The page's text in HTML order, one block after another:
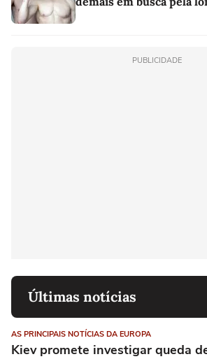
PUBLICIDADE
Últimas notícias
AS PRINCIPAIS NOTÍCIAS DA EUROPA
Kiev promete investigar queda